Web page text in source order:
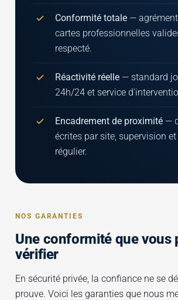
Conformité totale — agrément
cartes professionnelles
respecté.
Réactivité réelle — standard
24h/24 et service
Encadrement de proximité —
écrites par site, supervision
régulier.
NOS GARANTIES
Une conformité que vous
vérifier
En sécurité privée, la confiance ne se
prouve. Voici les garanties que nous